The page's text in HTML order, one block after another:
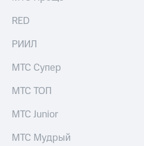
RED
РИИЛ
МТС Супер
МТС ТОП
МТС Junior
МТС Мудрый